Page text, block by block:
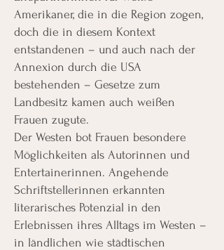
Amerikaner, die in die Region zogen,
doch die in diesem Kontext
entstandenen – und auch nach der
Annexion durch die USA
bestehenden – Gesetze zum
Landbesitz kamen auch weißen
Frauen zugute.
Der Westen bot Frauen besondere
Möglichkeiten als Autorinnen und
Entertainerinnen. Angehende
Schriftstellerinnen erkannten
literarisches Potenzial in den
Erlebnissen ihres Alltags im Westen –
in ländlichen wie städtischen